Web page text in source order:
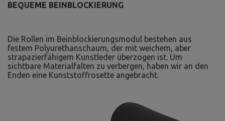
BEQUEME BEINBLOCKIERUNG
Die Rollen im Beinblockierungsmodul bestehen aus
festem Polyurethanschaum, der mit weichem, aber
strapazierfähigem Kunstleder überzogen ist. Um
sichtbare Materialfalten zu verbergen, haben wir an den
Enden eine Kunststoffrosette angebracht.